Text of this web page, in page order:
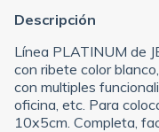
Descripción
Línea PLATINUM de
con ribete color
con multiples
oficina, etc. Para
10x5cm. Completa,